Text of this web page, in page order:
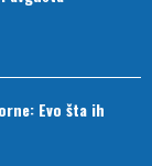
Evo šta ih